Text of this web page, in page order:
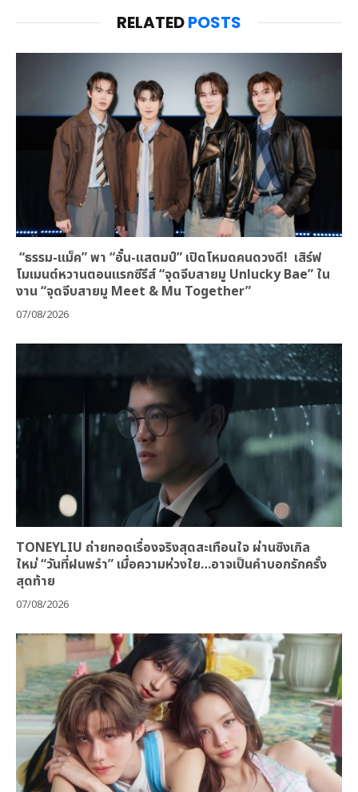
RELATEDPOSTS
“ธรรม-แม็ค” พา “อั๋น-แสตมป์” เปิดโหมดคนดวงดี! เสิร์ฟ
โมเมนต์หวานตอนแรกซีรีส์ “จุดจีบสายมู Unlucky Bae” ใน
งาน “จุดจีบสายมู Meet & Mu Together”
07/08/2026
TONEYLIU ถ่ายทอดเรื่องจริงสุดสะเทือนใจ ผ่านซิงเกิล
ใหม่ “วันที่ฝนพรำ” เมื่อความห่วงใย…อาจเป็นคำบอกรักครั้ง
สุดท้าย
07/08/2026